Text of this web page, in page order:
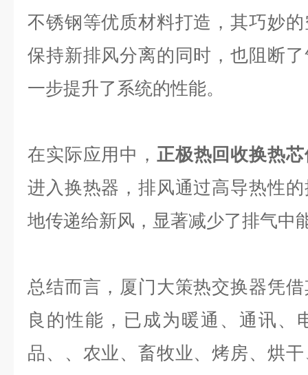
不锈钢等优质材料打造，其巧妙
保持新排风分离的同时，也阻断
一步提升了系统的性能。
在实际应用中， 正极热回收换热
进入换热器，排风通过高导热性
地传递给新风，显著减少了排气中
总结而言，厦门大策热交换器凭
良的性能，已成为暖通、通讯、
品、、农业、畜牧业、烤房、烘